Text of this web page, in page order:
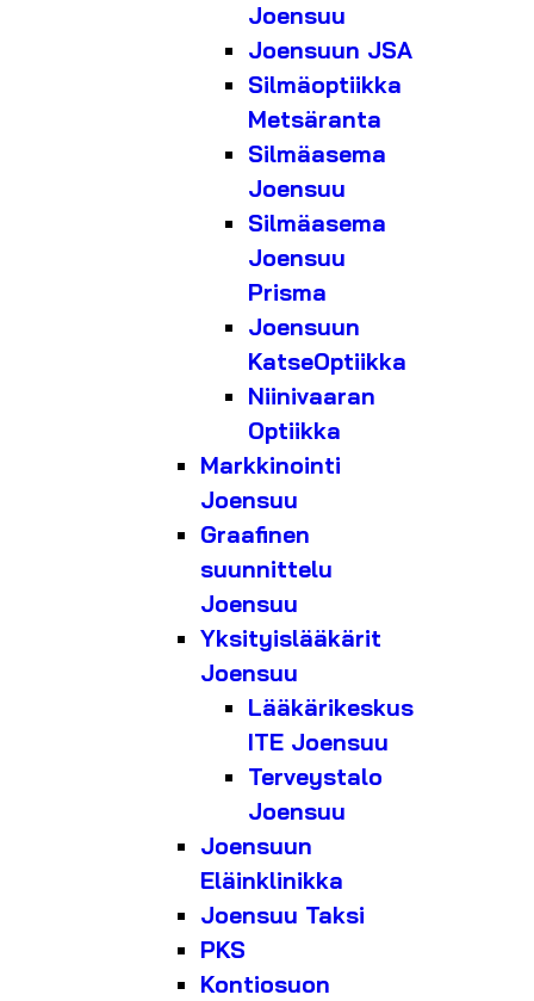
Joensuu
Joensuun JSA
Silmäoptiikka
Metsäranta
Silmäasema
Joensuu
Silmäasema
Joensuu
Prisma
Joensuun
KatseOptiikka
Niinivaaran
Optiikka
Markkinointi
Joensuu
Graafinen
suunnittelu
Joensuu
Yksityislääkärit
Joensuu
Lääkärikeskus
ITE Joensuu
Terveystalo
Joensuu
Joensuun
Eläinklinikka
Joensuu Taksi
PKS
Kontiosuon